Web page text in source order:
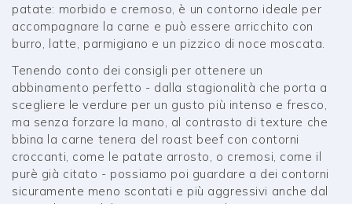
patate: morbido e cremoso, è un contorno ideale per
accompagnare la carne e può essere arricchito con
burro, latte, parmigiano e un pizzico di noce moscata.
Tenendo conto dei consigli per ottenere un
abbinamento perfetto - dalla stagionalità che porta a
scegliere le verdure per un gusto più intenso e fresco,
ma senza forzare la mano, al contrasto di texture che
bbina la carne tenera del roast beef con contorni
croccanti, come le patate arrosto, o cremosi, come il
purè già citato - possiamo poi guardare a dei contorni
sicuramente meno scontati e più aggressivi anche dal